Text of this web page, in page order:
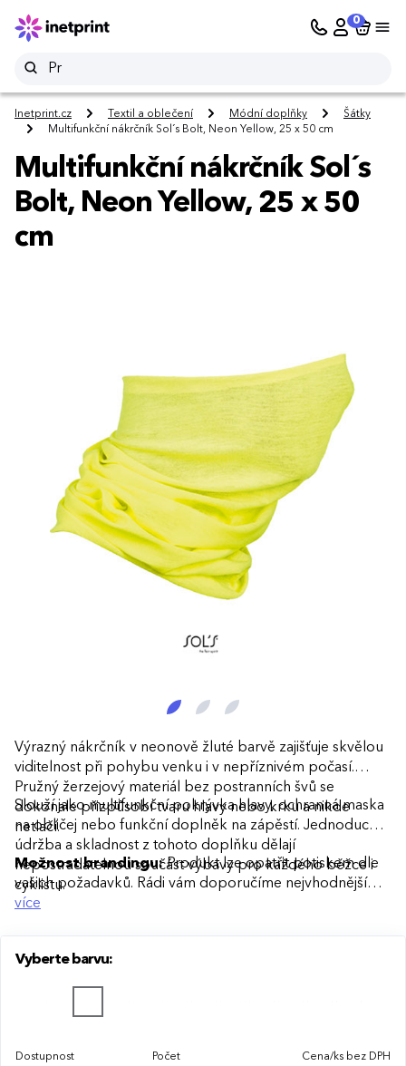
0
Inetprint.cz Textil a oblečení Módní doplňky
Šátky
Multifunkční nákrčník Sol´s Bolt, Neon Yellow, 25 x 50 cm
Multifunkční nákrčník Sol´s
Bolt, Neon Yellow, 25 x 50
cm
Výrazný nákrčník v neonově žluté barvě zajišťuje skvělou
viditelnost při pohybu venku i v nepříznivém počasí.
Pružný žerzejový materiál bez postranních švů se
dokonale přizpůsobí tvaru hlavy nebo krku a nikde
netlačí.
Slouží jako multifunkční pokrývka hlavy, ochranná maska
na obličej nebo funkční doplněk na zápěstí. Jednoduchá
údržba a skladnost z tohoto doplňku dělají
nepostradatelnou součást výbavy pro každého běžce i
cyklistu.
Možnost brandingu:Produkt lze opatřit potiskem dle
vašich požadavků. Rádi vám doporučíme nejvhodnější
technologii potisku s ohledem na design i váš rozpočet.
více
Vyberte barvu:
Dostupnost Počet Cena/ks bez DPH